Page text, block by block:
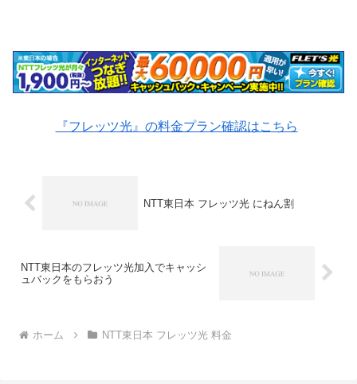
『フレッツ光』の料金プラン確認はこちら
NTT東日本 フレッツ光 にねん割
NTT東日本のフレッツ光加入でキャッシ
ュバックをもらおう
ホーム NTT東日本 フレッツ光 料金